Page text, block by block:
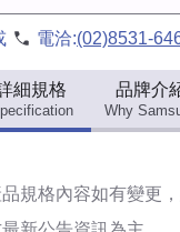
電洽:(02)8531-
細規格 品牌介
Why
規格內容如有變更